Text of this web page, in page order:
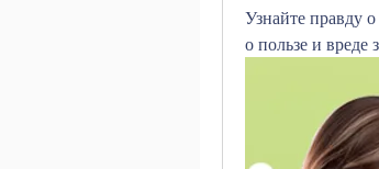
Узнайте правду
о пользе и вреде